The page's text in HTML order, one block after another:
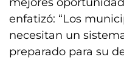
enfatizó: “Los
necesitan un
preparado para su